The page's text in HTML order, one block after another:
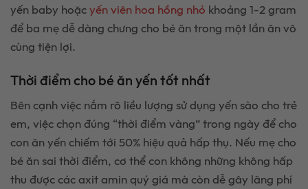
yến baby hoặcyến viên hoa hồng nhỏ khoảng 1-2 gram
để ba mẹ dễ dàng chưng cho bé ăn trong một lần ăn vô
cùng tiện lợi.
Thời điểm cho bé ăn yến tốt nhất
Bên cạnh việc nắm rõ liều lượng sử dụng yến sào cho trẻ
em, việc chọn đúng “thời điểm vàng” trong ngày để cho
con ăn yến chiếm tới 50% hiệu quả hấp thụ. Nếu mẹ cho
bé ăn sai thời điểm, cơ thể con không những không hấp
thu được các axit amin quý giá mà còn dễ gây lãng phí